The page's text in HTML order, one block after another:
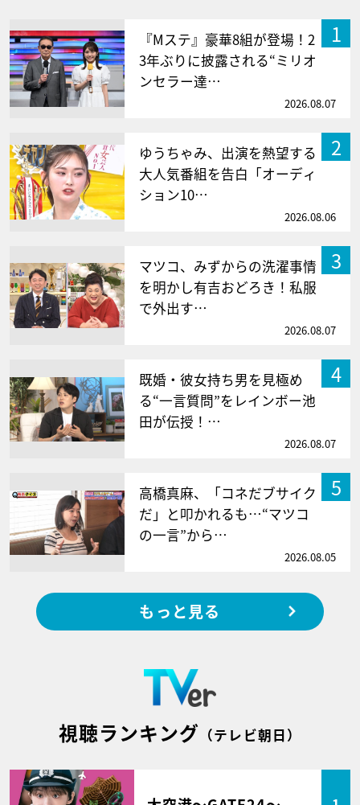
1
『Mステ』豪華8組が登場！2
3年ぶりに披露される“ミリオ
ンセラー達…
2026.08.07
2
ゆうちゃみ、出演を熱望する
大人気番組を告白「オーディ
ション10…
2026.08.06
3
マツコ、みずからの洗濯事情
を明かし有吉おどろき！私服
で外出す…
2026.08.07
4
既婚・彼女持ち男を見極め
る“一言質問”をレインボー池
田が伝授！…
2026.08.07
5
高橋真麻、「コネだブサイク
だ」と叩かれるも…“マツコ
の一言”から…
2026.08.05
もっと見る
視聴ランキング （テレビ朝日）